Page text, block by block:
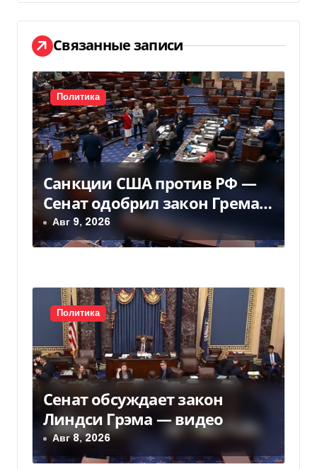
я
п
о
з
а
п
и
с
я
м
г
а
ц
и
я
п
о
з
а
и
я
м
Связанные записи
Политика
Санкции США против РФ —
Сенат одобрил закон Грема
— Фокус
Авг 9, 2026
Политика
Сенат обсуждает закон
Линдси Грэма — видео
Авг 8, 2026